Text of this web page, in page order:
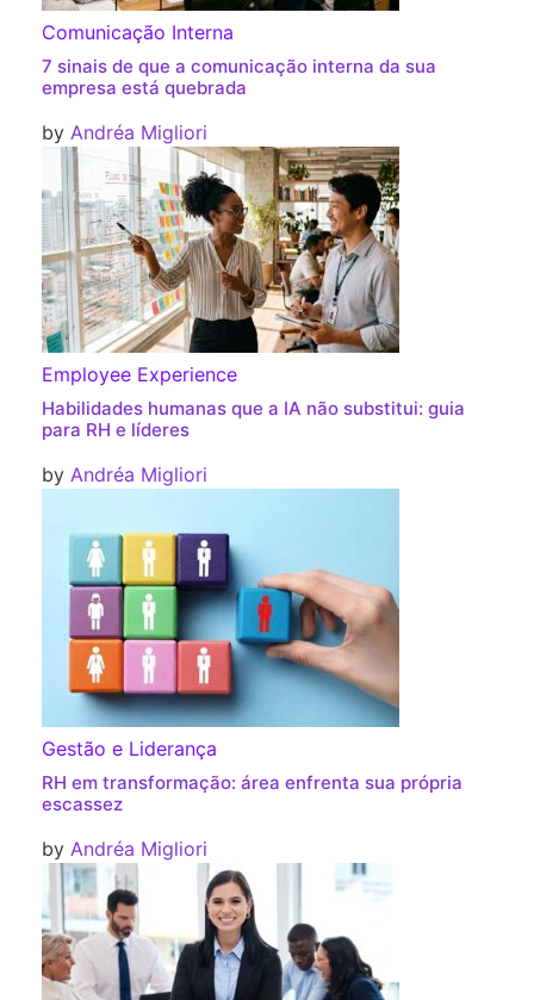
Comunicação Interna
7 sinais de que a comunicação interna da sua
empresa está quebrada
by Andréa Migliori
Employee Experience
Habilidades humanas que a IA não substitui: guia
para RH e líderes
by Andréa Migliori
Gestão e Liderança
RH em transformação: área enfrenta sua própria
escassez
by Andréa Migliori